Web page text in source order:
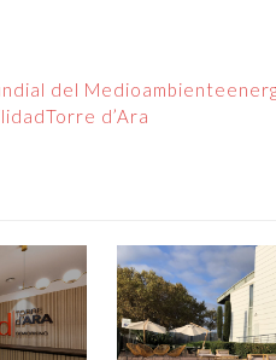
del Medioambiente
Torre d’Ara